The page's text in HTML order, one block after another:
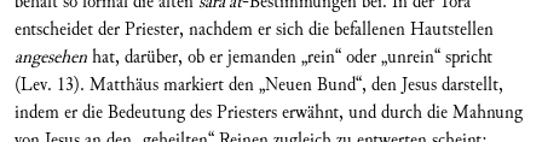
entscheidet der Priester, nachdem er sich die befallenen Hautstellen
angesehenhat, darüber, ob er jemanden „rein“ oder „unrein“ spricht
(Lev. 13). Matthäus markiert den „Neuen Bund“, den Jesus darstellt,
indem er die Bedeutung des Priesters erwähnt, und durch die Mahnung